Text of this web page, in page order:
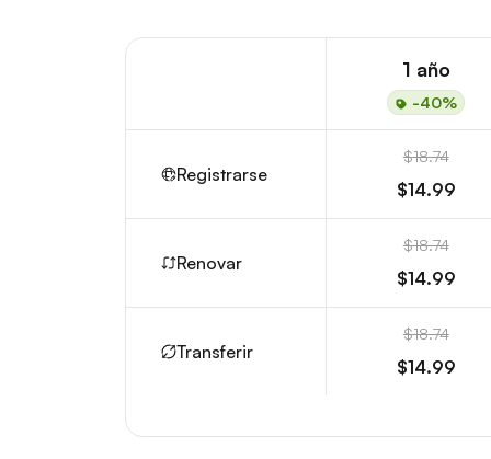
1 año
-40%
Registrarse
$18.74
$14.99
Renovar
$18.74
$14.99
Transferir
$18.74
$14.99